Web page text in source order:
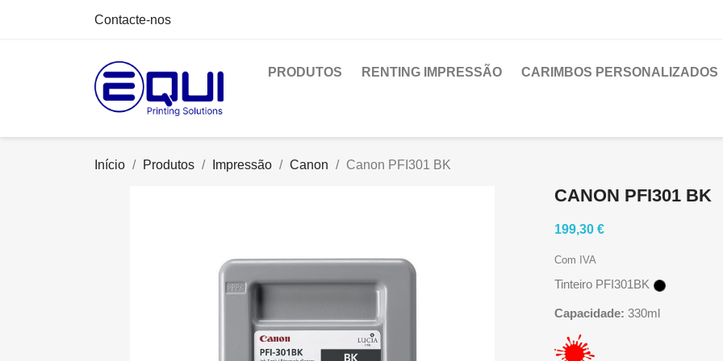
Contacte-nos
PRODUTOS RENTING IMPRESSÃO CARIMBOS PERSONALIZADOS
Início Produtos Impressão Canon Canon PFI301 BK
CANON PFI301 BK
199,30 €
Com IVA
Tinteiro PFI301BK
Capacidade: 330ml